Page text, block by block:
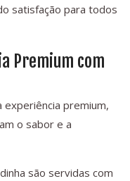
satisfação para todos
Premium com
experiência premium,
o sabor e a
são servidas com